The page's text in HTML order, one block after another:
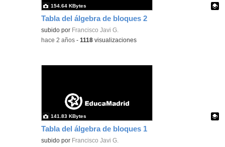
Tabla del álgebra de bloques 2
Contenido educativo.
subido por Francisco Javi G.
154.64 KBytes
-hace 2 años -1118 visualizaciones
Tabla del álgebra de bloques 1
Contenido educativo.
subido por Francisco Javi G.
141.83 KBytes